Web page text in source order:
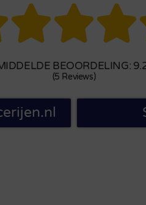

BEOORDELING:
(5 Reviews)